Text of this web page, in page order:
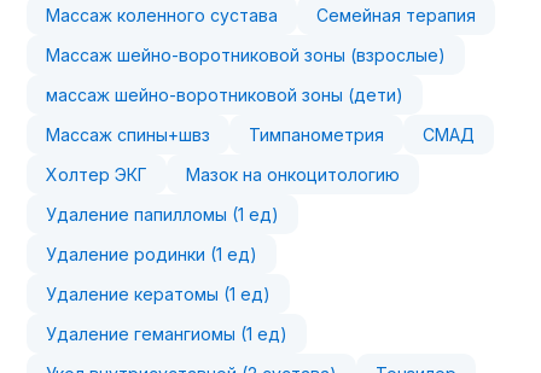
Массаж коленного сустава
Семейная терапия
Массаж шейно-воротниковой зоны (взрослые)
массаж шейно-воротниковой зоны (дети)
Массаж спины+швз
Тимпанометрия
СМАД
Холтер ЭКГ
Мазок на онкоцитологию
Удаление папилломы (1 ед)
Удаление родинки (1 ед)
Удаление кератомы (1 ед)
Удаление гемангиомы (1 ед)